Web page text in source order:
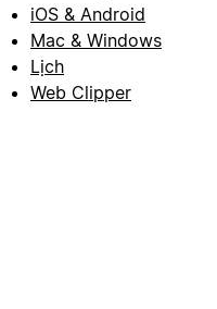
iOS & Android
Mac & Windows
Lịch
Web Clipper